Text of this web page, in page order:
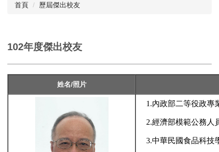
首頁 歷屆傑出校友
102年度傑出校友
姓名/照片
1.內政部二等役政專
2.經濟部模範公務人
3.中華民國食品科技